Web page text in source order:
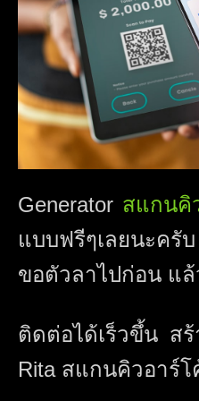
Generator สแกนคิ
แบบฟรีๆเลยนะครั
ขอตัวลาไปก่อน แ
ติดต่อได้เร็วขึ้น ส
Rita สแกนคิวอาร์โ